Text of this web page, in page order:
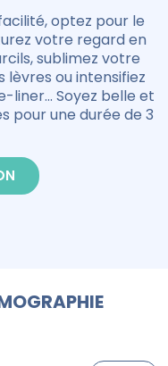
optez pour le
votre regard en
sublimez votre
lèvres ou intensifiez
liner... Soyez belle et
pour une durée de 3